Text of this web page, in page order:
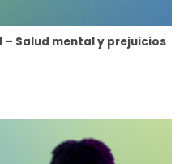
– Salud mental y prejuicios